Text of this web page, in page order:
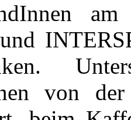
von